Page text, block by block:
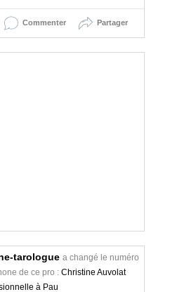
Commenter Partager
tarologue a changé le numéro
de ce pro : Christine Auvolat
à Pau